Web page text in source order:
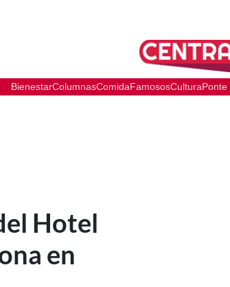
BienestarColumnasComidaFamososCulturaPonte
Hotel
en